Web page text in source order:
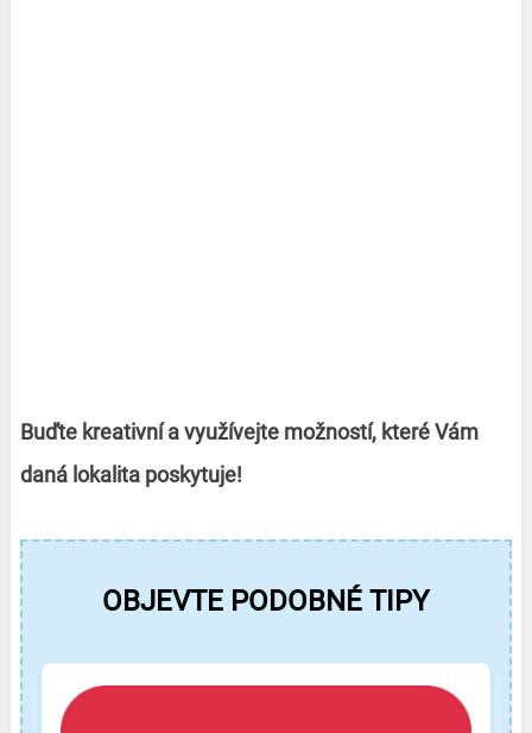
Buďte kreativní a využívejte možností, které Vám
daná lokalita poskytuje!
OBJEVTE PODOBNÉ TIPY